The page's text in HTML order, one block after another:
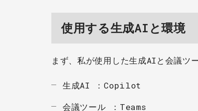
使用する生成AIと環境
まず、私が使用した生成AIと会議ツ
生成AI ：Copilot
会議ツール ：Teams